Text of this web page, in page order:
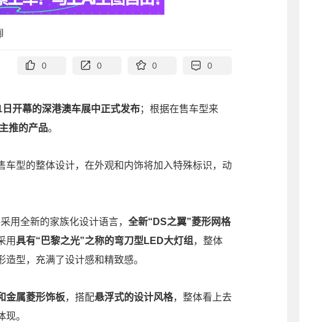
0 0 0 0
开幕的深港澳车展中正式发布；根据在售车型来
推的产品。
型的整体设计，在外观和内饰将加入特殊标识，动
用全新的家族化设计语言， 全新“DS之翼”菱形网格
用具有“巴黎之光”之称的弯刀型LED大灯组 ，整体
型，充满了设计感和精致感。
金属菱形饰板，搭配悬浮式的设计风格，整体看上去
。